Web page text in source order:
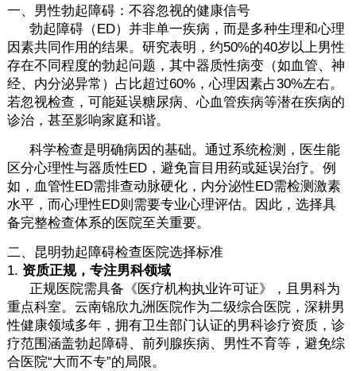
一、男性勃起障碍：不容忽视的健康信号
勃起障碍（ED）并非单一疾病，而是多种生理和心理
因素共同作用的结果。研究表明，约50%的40岁以上男性
存在不同程度的勃起问题，其中器质性病变（如血管、神
经、内分泌异常）占比超过60%，心理因素占30%左右。
若忽视检查，可能延误糖尿病、心血管疾病等潜在疾病的
诊治，甚至影响家庭和谐。
科学检查是明确病因的基础。通过系统检测，医生能
区分心理性与器质性ED，避免盲目用药或延误治疗。例
如，血管性ED需排查动脉硬化，内分泌性ED需检测激素
水平，而心理性ED则需要专业心理评估。因此，选择具
备完整检查体系的医院至关重要。
二、昆明勃起障碍检查医院选择标准
1. 资质正规，专注男科领域
正规医院需具备《医疗机构执业许可证》，且男科为
重点科室。云南锦欣九洲医院作为二级综合医院，深耕男
性健康领域多年，拥有卫生部门认证的男科诊疗资质，诊
疗范围涵盖勃起障碍、前列腺疾病、男性不育等，避免综
合医院“大而不专”的局限。